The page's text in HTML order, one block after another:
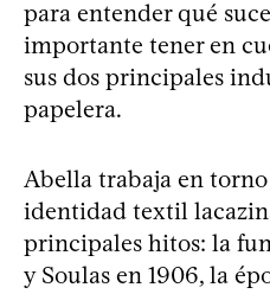
para entender qué
importante tener en
sus dos principales
papelera.
Abella trabaja en
identidad textil
principales hitos: la
y Soulas en 1906, la